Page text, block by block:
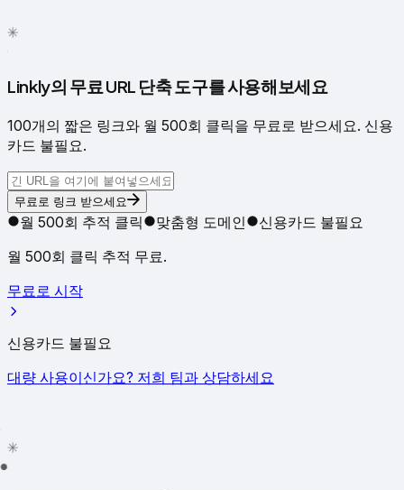
Linkly의 무료 URL 단축 도구를 사용해보세요
100개의 짧은 링크와 월 500회 클릭을 무료로 받으세요. 신용
카드 불필요.
무료로 링크 받으세요
월 500회 추적 클릭 맞춤형 도메인
신용카드 불필요
월 500회 클릭 추적 무료.
무료로 시작
신용카드 불필요
대량 사용이신가요? 저희 팀과 상담하세요
●